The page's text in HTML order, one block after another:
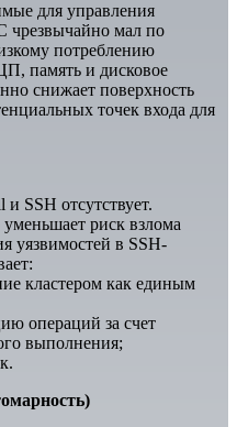
для управления
чрезвычайно мал по
потреблению
память и дисковое
снижает поверхность
точек входа для
SSH отсутствует.
риск взлома
уязвимостей в SSH-
кластером как единым
операций за счет
выполнения;